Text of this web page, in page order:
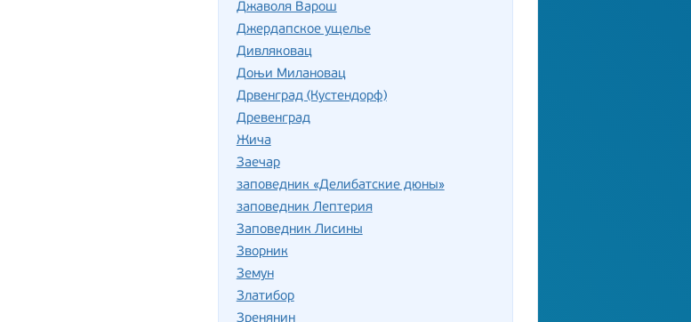
Джаволя Варош
Джердапское ущелье
Дивляковац
Доњи Милановац
Дрвенград (Кустендорф)
Древенград
Жича
Заечар
заповедник «Делибатские дюны»
заповедник Лептерия
Заповедник Лисины
Зворник
Земун
Златибор
Зренянин